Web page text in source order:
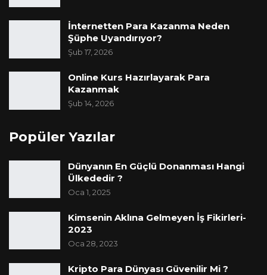
İnternetten Para Kazanma Neden
Şüphe Uyandırıyor?
Şub 17, 2026
Online Kurs Hazırlayarak Para
Kazanmak
Şub 14, 2026
Popüler Yazılar
Dünyanın En Güçlü Donanması Hangi
Ülkededir ?
Oca 1, 2025
Kimsenin Aklına Gelmeyen İş Fikirleri-
2023
Oca 28, 2023
Kripto Para Dünyası Güvenilir Mi ?